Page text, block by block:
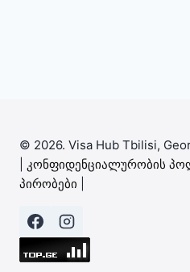
© 2026. Visa Hub Tbilisi,
კონფიდენციალურობის
პირობები